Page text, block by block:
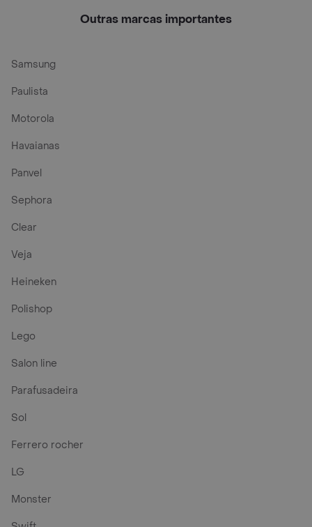
Outras marcas importantes
Samsung
Paulista
Motorola
Havaianas
Panvel
Sephora
Clear
Veja
Heineken
Polishop
Lego
Salon line
Parafusadeira
Sol
Ferrero rocher
LG
Monster